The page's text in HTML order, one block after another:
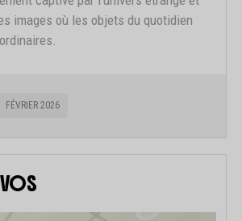
images où les objets du quotidien
FÉVRIER 2026